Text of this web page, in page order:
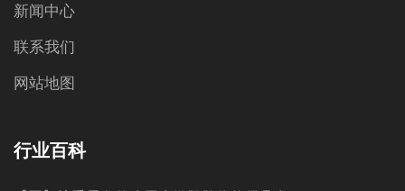
新闻中心
联系我们
网站地图
行业百科